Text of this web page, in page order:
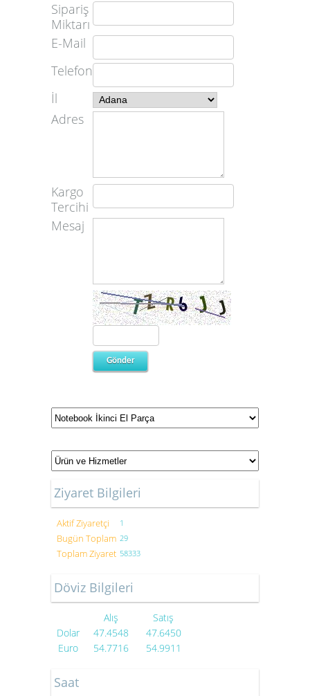
Sipariş
Miktarı
E-Mail
Telefon
İl
Adres
Kargo
Tercihi
Mesaj
Ziyaret Bilgileri
Aktif Ziyaretçi 1
Bugün Toplam 29
Toplam Ziyaret 58333
Döviz Bilgileri
Alış
Satış
Dolar
47.4548
47.6450
Euro
54.7716 54.9911
Saat